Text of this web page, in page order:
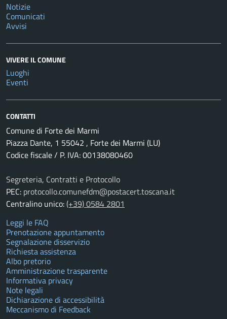
Notizie
Comunicati
Avvisi
VIVERE IL COMUNE
Luoghi
Eventi
CONTATTI
Comune di Forte dei Marmi
Piazza Dante, 1 55042 , Forte dei Marmi (LU)
Codice fiscale / P. IVA: 00138080460
Segreteria, Contratti e Protocollo
PEC: protocollo.comunefdm@postacert.toscana.it
Centralino unico:(+39) 0584 2801
Leggi le FAQ
Prenotazione appuntamento
Segnalazione disservizio
Richiesta assistenza
Albo pretorio
Amministrazione trasparente
Informativa privacy
Note legali
Dichiarazione di accessibilità
Meccanismo di Feedback